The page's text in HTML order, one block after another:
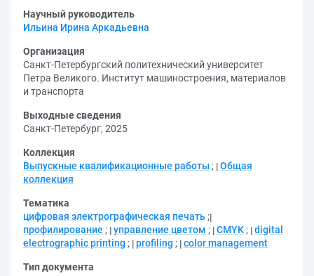
Научный руководитель
Ильина Ирина Аркадьевна
Организация
Санкт-Петербургский политехнический университет
Петра Великого. Институт машиностроения, материалов
и транспорта
Выходные сведения
Санкт-Петербург, 2025
Коллекция
Выпускные квалификационные работы ; Общая
коллекция
Тематика
цифровая электрографическая печать ;
профилирование ; управление цветом ; CMYK ; digital
electrographic printing ; profiling ; color management
Тип документа